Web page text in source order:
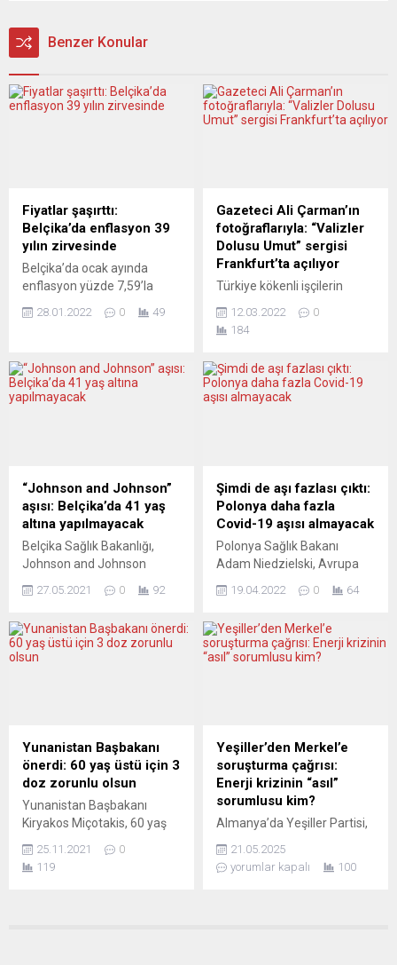
Benzer Konular
Fiyatlar şaşırttı:
Belçika’da enflasyon 39
yılın zirvesinde
Belçika’da ocak ayında
enflasyon yüzde 7,59’la
yüksek seviyeye çıktı.
enflasyon verilerini
yayımladı. Buna göre,
yılından bu yana ölçülen en
yüksek seviyeye ulaşmış
oldu....
28.01.2022 0 49
Gazeteci Ali Çarman’ın
fotoğraflarıyla: “Valizler
Dolusu Umut” sergisi
Frankfurt’ta açılıyor
Türkiye kökenli işçilerin
60’ıncı yılı nedeniyle farklı
etkinlikler gerçekleştirilmeye
Sendikalar Birliği (DGB)
Stuttgart Teşkilatı’nın geçen
çalışmanın sonucu olan
“Valizler Dolusu Umut”
başlıklı fotoğraf sergisine ev
sahipliği yapmaya
hazırlanıyor. Gazeteci Ali...
12.03.2022
0
184
“Johnson and Johnson”
aşısı: Belçika’da 41 yaş
altına yapılmayacak
Belçika Sağlık Bakanlığı,
Johnson and Johnson
koronavirüse (Covid-19)
yaşından gençlere
uygulanmayacağını bildirdi.
kaldırılması ve 21 Mayıs’ta
hayatını kaybetmesinden
sonra alındığını belirtti.
Avrupa İlaç Ajansından
(EMA) kadının...
27.05.2021 0 92
Şimdi de aşı fazlası çıktı:
Polonya daha fazla
Covid-19 aşısı almayacak
Polonya Sağlık Bakanı
Adam Niedzielski, Avrupa
şirketine, daha fazla Covid-
ödeme yapılmayacağının
bildirildiğini açıkladı. Adam
bunlarla ne yapacağız?”
ifadelerini kullandı. Dünyada
Covid-19 salgınının
durumunun değişimine
Niedzielski, “Başlangıçta...
19.04.2022 0 64
Yunanistan Başbakanı
önerdi: 60 yaş üstü için 3
doz zorunlu olsun
Yunanistan Başbakanı
Kiryakos Miçotakis, 60 yaş
koronavirüs (Covid-19) aşı
sertifikalarının geçerli
25.11.2021
0
119
Yeşiller’den Merkel’e
soruşturma çağrısı:
Enerji krizinin “asıl”
sorumlusu kim?
Almanya’da Yeşiller Partisi,
bağımlı enerji politikasını
hedef alarak bir meclis
21.05.2025
yorumlar kapalı
100